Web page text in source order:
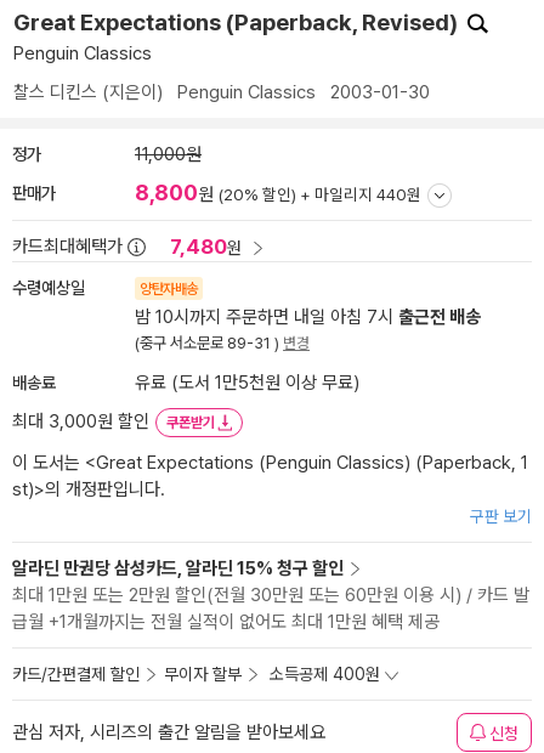
Great Expectations (Paperback, Revised)
Penguin Classics
찰스 디킨스 (지은이) Penguin Classics 2003-01-30
정가 11,000원
판매가 8,800원 (20% 할인) + 마일리지 440원
카드최대혜택가 7,480원
수령예상일 양탄자배송
밤 10시까지 주문하면 내일 아침 7시 출근전 배송
(중구 서소문로 89-31 ) 변경
배송료
유료 (도서 1만5천원 이상 무료)
최대 3,000원 할인
쿠폰받기
이 도서는 <Great Expectations (Penguin Classics) (Paperback, 1
st)>의 개정판입니다.
구판 보기
알라딘 만권당 삼성카드, 알라딘 15% 청구 할인
최대 1만원 또는 2만원 할인(전월 30만원 또는 60만원 이용 시) / 카드 발
급월 +1개월까지는 전월 실적이 없어도 최대 1만원 혜택 제공
카드/간편결제 할인 무이자 할부 소득공제 400원
관심 저자, 시리즈의 출간 알림을 받아보세요 신청